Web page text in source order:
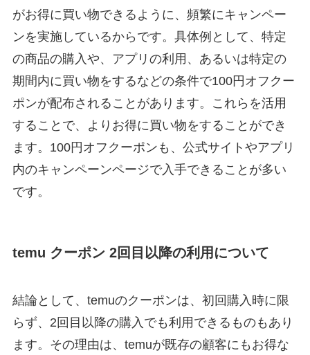
がお得に買い物できるように、頻繁にキャンペー
ンを実施しているからです。具体例として、特定
の商品の購入や、アプリの利用、あるいは特定の
期間内に買い物をするなどの条件で100円オフクー
ポンが配布されることがあります。これらを活用
することで、よりお得に買い物をすることができ
ます。100円オフクーポンも、公式サイトやアプリ
内のキャンペーンページで入手できることが多い
です。
temu クーポン 2回目以降の利用について
結論として、temuのクーポンは、初回購入時に限
らず、2回目以降の購入でも利用できるものもあり
ます。その理由は、temuが既存の顧客にもお得な